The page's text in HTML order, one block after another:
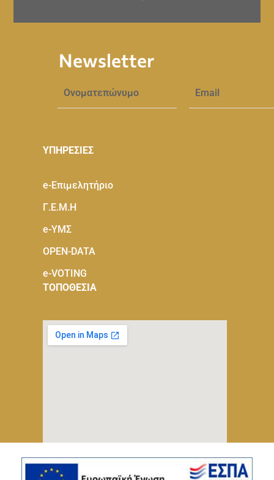
Newsletter
ΥΠΗΡΕΣΙΕΣ
e-Eπιμελητήριο
Γ.Ε.Μ.Η
e-ΥΜΣ
OPEN-DATA
e-VOTING
ΤΟΠΟΘΕΣΙΑ